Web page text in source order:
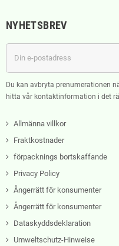
NYHETSBREV
Du kan avbryta prenumerationen
hitta vår kontaktinformation i det
Allmänna villkor
Fraktkostnader
förpacknings bortskaffande
Privacy Policy
Ångerrätt för konsumenter
Ångerrätt för konsumenter
Dataskyddsdeklaration
Umweltschutz-Hinweise